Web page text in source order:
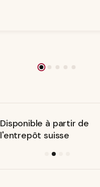
Disponible à partir de
l'entrepôt suisse